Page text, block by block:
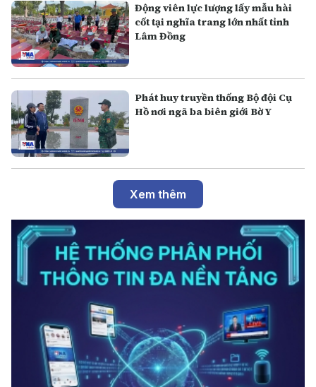
Động viên lực lượng lấy mẫu hài
cốt tại nghĩa trang lớn nhất tỉnh
Lâm Đồng
Phát huy truyền thống Bộ đội Cụ
Hồ nơi ngã ba biên giới Bờ Y
Xem thêm